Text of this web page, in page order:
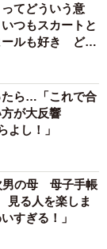
て現に飼って
て、愛情を注
ってどういう意
つもスカートと
ールも好き どの
たら…「これで合
方が大反響
よし！」
男の母 母子手帳
る人を楽しま
すぎる！」